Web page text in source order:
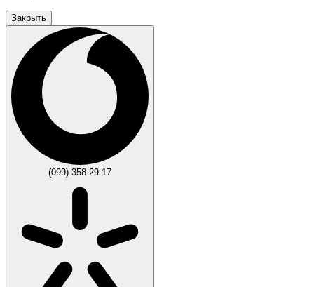
Закрыть
(099) 358 29 17